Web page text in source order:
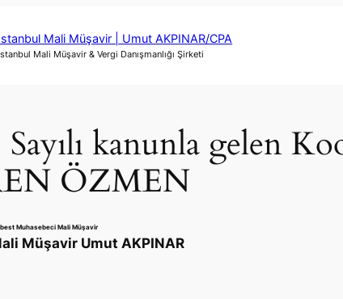
Mali Müşavir | Umut AKPINAR/CPA
Mali Müşavir & Vergi Danışmanlığı Şirketi
Sayılı kanunla gelen
ÖZMEN
Muhasebeci Mali Müşavir
Müşavir Umut AKPINAR